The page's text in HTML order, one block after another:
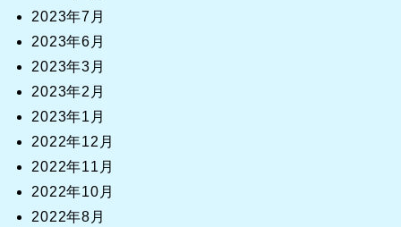
2023年7月
2023年6月
2023年3月
2023年2月
2023年1月
2022年12月
2022年11月
2022年10月
2022年8月